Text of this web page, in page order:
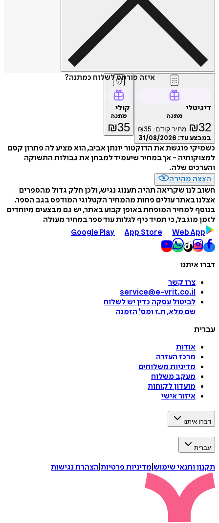
איזה פורמט לשלוח כמתנה?
דיגיטלי
מתנה
₪32 מחיר קודם: ₪35
במבצע עד: 31/08/2026
קולי
מתנה
₪35
כשמיקי פוגשת את הדוקטור יונתן אביב, הוא מציע לה פתרון קסם
למצוקותיה - אך במחיר שיעמיד למבחן את גבולות התשוקה
והערכים שלה.
הצצה מהירה
חשוב לנו שקריאה תהיה תענוג נגיש, ולכן חלק גדול מהספרים
אצלנו באתר עולים פחות מהמחיר הקטלוגי המודפס בגב הספר.
בנוסף למחיר המופחת באופן קבוע באתר, יש גם מבצעים מיוחדים
לזמן מוגבל, כי תמיד כיף לגלות עוד ספר במחיר מעולה
Google Play
App Store Web App
דברו איתנו
צרו קשר
service@e-vrit.co.il
לביטול עסקה כדין יש לשלוח
שם מלא, ת.ז ומס' הזמנה
עברית
אודות
מרכז העזרה
מדיניות משלוחים
מעקב משלוח
מועדון לקוחות
איזור אישי
דברו איתנו
עברית
תקנון ותנאי שימוש מדיניות פרטיות הצהרת נגישות